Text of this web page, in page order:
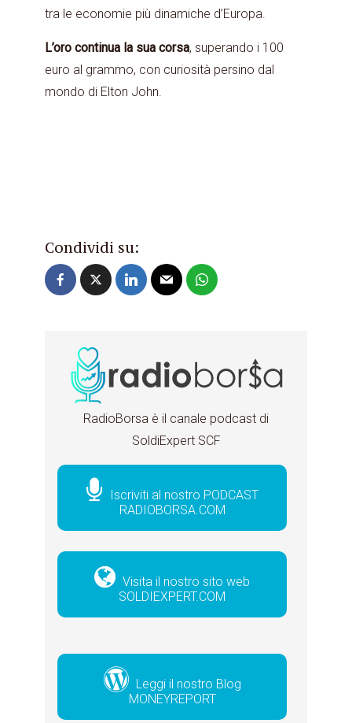
tra le economie più dinamiche d’Europa.
L’oro continua la sua corsa, superando i 100
euro al grammo, con curiosità persino dal
mondo di Elton John.
Condividi su:
RadioBorsa è il canale podcast di
SoldiExpert SCF
Iscriviti al nostro PODCAST
RADIOBORSA.COM
Visita il nostro sito web
SOLDIEXPERT.COM
Leggi il nostro Blog
MONEYREPORT